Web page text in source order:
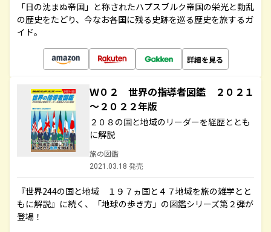
「日の沈まぬ帝国」と称されたハプスブルク帝国の栄光と動乱
の歴史をたどり、今なお各国に残る史跡を巡る歴史を旅するガ
イド。
詳細を見る
Ｗ０２ 世界の指導者図鑑 ２０２１
～２０２２年版
２０８の国と地域のリーダーを経歴ととも
に解説
旅の図鑑
2021.03.18 発売
『世界244の国と地域 １９７ヵ国と４７地域を旅の雑学とと
もに解説』に続く、「地球の歩き方」の図鑑シリーズ第２弾が
登場！